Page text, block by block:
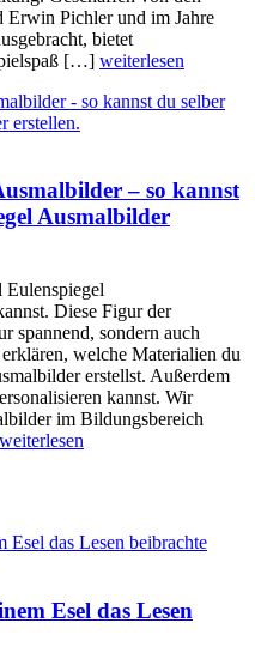
Erwin Pichler und im Jahre
bietet
[…] weiterlesen
– so kannst
Ausmalbilder
Diese Figur der
spannend, sondern auch
welche Materialien du
erstellst. Außerdem
kannst. Wir
im Bildungsbereich
weiterlesen
Esel das Lesen